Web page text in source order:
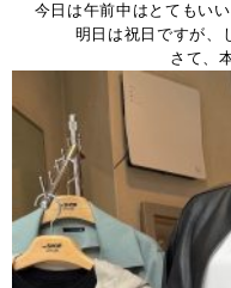
今日は午前中はとてもい
明日は祝日ですが、
さて、